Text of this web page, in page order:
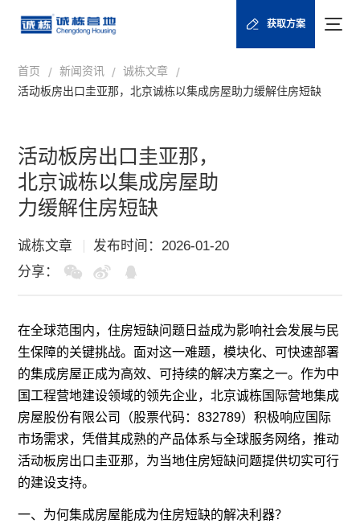
获取方案
首页 / 新闻资讯 / 诚栋文章 /
活动板房出口圭亚那，北京诚栋以集成房屋助力缓解住房短缺
活动板房出口圭亚那，
北京诚栋以集成房屋助
力缓解住房短缺
诚栋文章
发布时间：2026-01-20
分享：
在全球范围内，住房短缺问题日益成为影响社会发展与民
生保障的关键挑战。面对这一难题，模块化、可快速部署
的集成房屋正成为高效、可持续的解决方案之一。作为中
国工程营地建设领域的领先企业，北京诚栋国际营地集成
房屋股份有限公司（股票代码：832789）积极响应国际
市场需求，凭借其成熟的产品体系与全球服务网络，推动
活动板房出口圭亚那，为当地住房短缺问题提供切实可行
的建设支持。
一、为何集成房屋能成为住房短缺的解决利器？